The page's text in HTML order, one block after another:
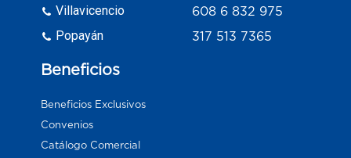
Villavicencio
Popayán
608 6 832 975
317 513 7365
Beneficios
Beneficios Exclusivos
Convenios
Catálogo Comercial